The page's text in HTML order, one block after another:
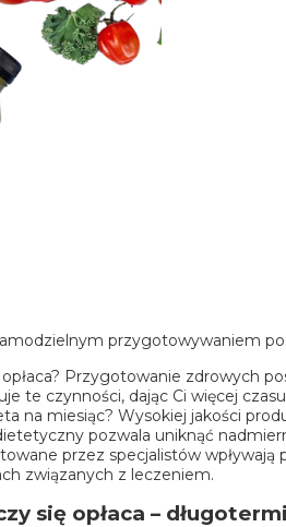
przygotowywaniem
Przygotowanie zdrowych
te czynności, dając Ci więcej
na miesiąc? Wysokiej jakości
pozwala uniknąć
przez specjalistów
związanych z leczeniem.
się opłaca –